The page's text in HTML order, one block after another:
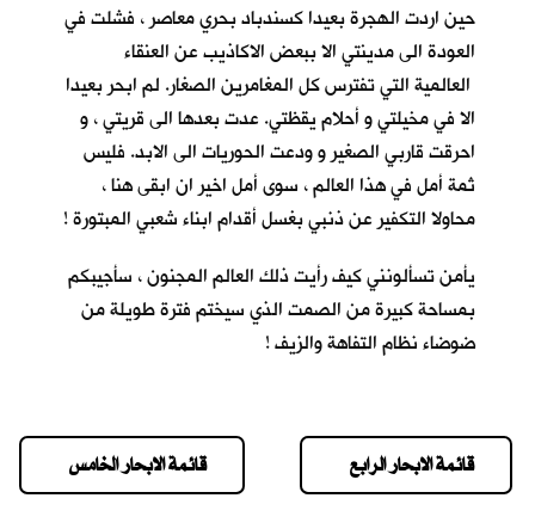
حين اردت الهجرة بعيدا كسندباد بحري معاصر ، فشلت في
العودة الى مدينتي الا ببعض الاكاذيب عن العنقاء
العالمية التي تفترس كل المغامرين الصغار. لم ابحر بعيدا
الا في مخيلتي و أحلام يقظتي. عدت بعدها الى قريتي ، و
احرقت قاربي الصغير و ودعت الحوريات الى الابد. فليس
ثمة أمل في هذا العالم ، سوى أمل اخير ان ابقى هنا ،
محاولا التكفير عن ذنبي بغسل أقدام ابناء شعبي المبتورة !
يأمن تسألونني كيف رأيت ذلك العالم المجنون ، سأجيبكم
بمساحة كبيرة من الصمت الذي سيختم فترة طويلة من
ضوضاء نظام التفاهة والزيف !
قائمة الابحار الخامس قائمة الابحار الرابع